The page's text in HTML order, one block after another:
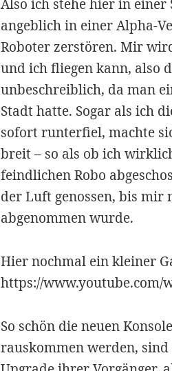
Also ich stehe hier in einer
angeblich in einer Alpha-
Roboter zerstören. Mir
und ich fliegen kann, also
unbeschreiblich, da man
Stadt hatte. Sogar als ich
sofort runterfiel, machte
breit – so als ob ich
feindlichen Robo
der Luft genossen, bis
abgenommen wurde.
Hier nochmal ein kleiner
https://www.youtube.com/
So schön die neuen
rauskommen werden,